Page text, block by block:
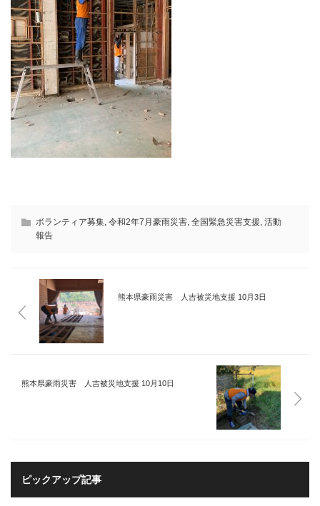
ボランティア募集, 令和2年7月豪雨災害, 全国緊急災害支援, 活動
報告
熊本県豪雨災害 人吉被災地支援 10月3日
熊本県豪雨災害 人吉被災地支援 10月10日
ピックアップ記事